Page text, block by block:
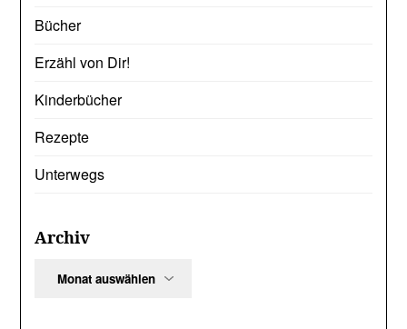
Bücher
Erzähl von Dir!
Kinderbücher
Rezepte
Unterwegs
Archiv